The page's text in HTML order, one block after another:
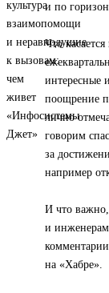
и по
Что
интересные
поощрение
лично
говорим
за
например
И что важно,
и инженерам
на «Хабре».